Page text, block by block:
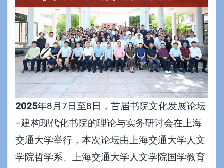
2025年8月7日至8日，首届书院文化发展论坛
–建构现代化书院的理论与实务研讨会在上海
交通大学举行，本次论坛由上海交通大学人文
学院哲学系、上海交通大学人文学院国学教育